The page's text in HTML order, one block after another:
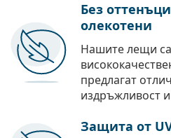
Без
олекотени
Нашите лещи
предлагат
издръжливост
Защита от